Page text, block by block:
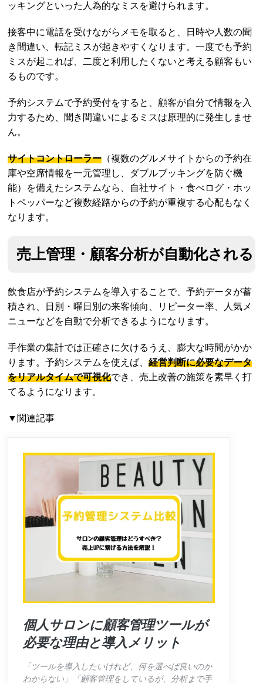
ッキングといった人為的なミスを避けられます。
接客中に電話を受けながらメモを取ると、日時や人数の聞
き間違い、転記ミスが起きやすくなります。一度でも予約
ミスが起これば、二度と利用したくないと考える顧客もい
るものです。
予約システムで予約受付をすると、顧客が自分で情報を入
力するため、聞き間違いによるミスは原理的に発生しませ
ん。
サイトコントローラー （複数のグルメサイトからの予約在
庫や空席情報を一元管理し、ダブルブッキングを防ぐ機
能）を備えたシステムなら、自社サイト・食べログ・ホッ
トペッパーなど複数経路からの予約が重複する心配もなく
なります。
売上管理・顧客分析が自動化される
飲食店が予約システムを導入することで、予約データが蓄
積され、日別・曜日別の来客傾向、リピーター率、人気メ
ニューなどを自動で分析できるようになります。
手作業の集計では正確さに欠けるうえ、膨大な時間がかか
ります。予約システムを使えば、経営判断に必要なデータ
をリアルタイムで可視化でき、売上改善の施策を素早く打
てるようになります。
▼関連記事
個人サロンに顧客管理ツールが
必要な理由と導入メリット
「ツールを導入したいけれど、何を選べば良いのか
わからない」「顧客管理をしているが、分析まで手